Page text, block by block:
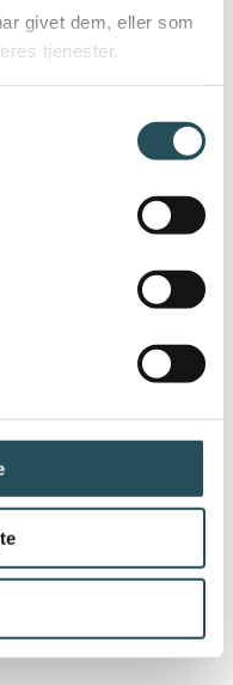
givet dem, eller som
tjenester.
af
2024.
arbejde
madvaner.
i 2012 af Arla
som lader